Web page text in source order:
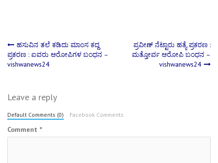
Post
navigation
ಹಸುವಿನ ತಲೆ ಕಡಿದು ಮಾಂಸ ಕದ್ದ
ಪ್ರಕರಣ ​: ಐವರು ಆರೋಪಿಗಳ ಬಂಧನ –
vishwanews24
ಪ್ರವೀಣ್‌ ನೆಟ್ಟಾರು ಹತ್ಯೆ ಪ್ರಕರಣ :
ಮತ್ತೋರ್ವ ಆರೋಪಿ ಬಂಧನ –
vishwanews24
Leave a reply
Default Comments (0) Facebook Comments
Comment *